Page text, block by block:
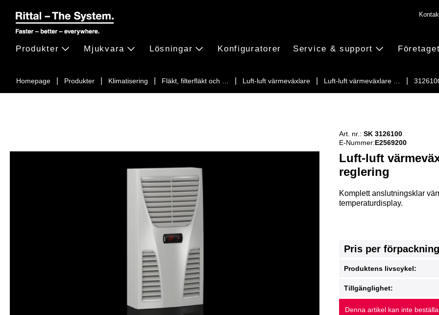
Homepage Produkter Klimatisering Fläkt, filterfläkt och … Luft-luft värmeväxlare Luft-luft värmeväxlare …
Produkter Mjukvara Lösningar Konfiguratorer Service & support
Luft-luft
reglering
Art. nr.: SK 3126100
E-Nummer:E2569200
Komplett anslutningsklar
temperaturdisplay.
Pris per förpackning
Produktens livscykel:
Tillgänglighet:
Denna artikel kan inte